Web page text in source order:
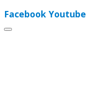
Facebook Youtube